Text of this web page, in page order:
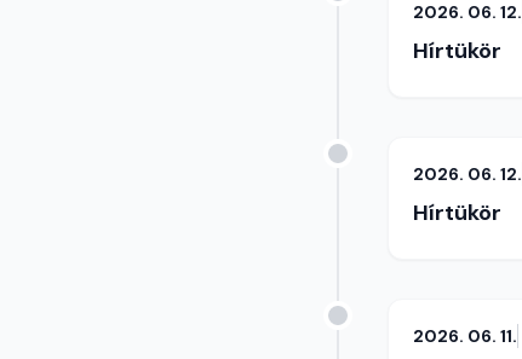
2026. 06. 12.
Hírtükör
2026. 06. 12.
Hírtükör
2026. 06. 11.